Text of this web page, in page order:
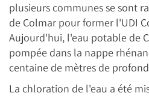
plusieurs communes se sont
de Colmar pour former l'UDI
Aujourd'hui, l'eau potable de
pompée dans la nappe
centaine de mètres de
La chloration de l'eau a été